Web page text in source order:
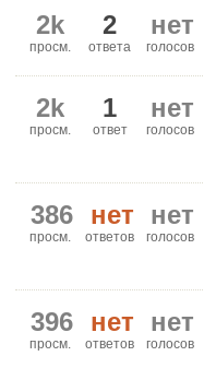
нет
голосов
2
ответа
2k
просм.
нет
голосов
1
ответ
2k
просм.
нет
голосов
нет
ответов
386
просм.
нет
голосов
нет
ответов
396
просм.